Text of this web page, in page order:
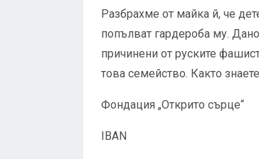
Разбрахме от майка й, че
попълват гардероба му.
причинени от руските
това семейство. Както
Фондация „Открито сърце“
IBAN